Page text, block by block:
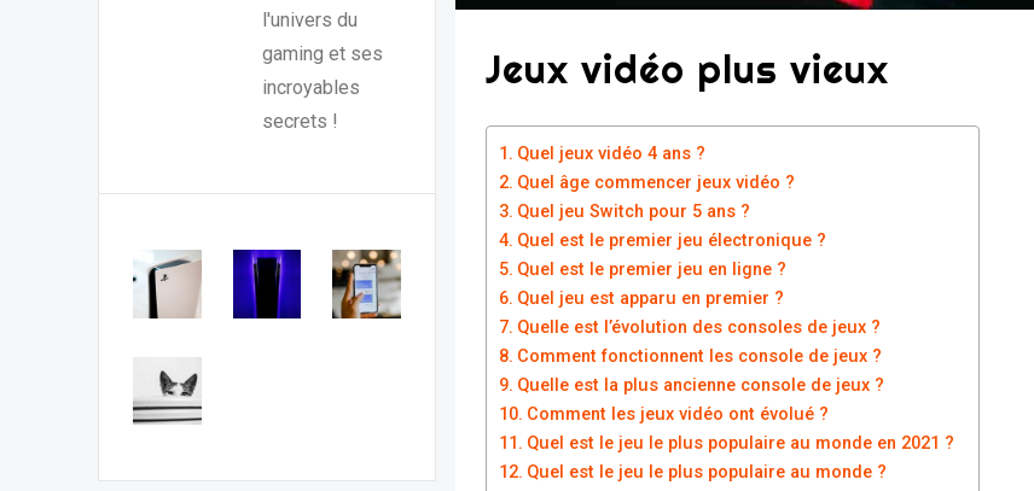
Jeux vidéo plus vieux
Quel jeux vidéo 4 ans ?
Quel âge commencer jeux vidéo ?
Quel jeu Switch pour 5 ans ?
Quel est le premier jeu électronique ?
Quel est le premier jeu en ligne ?
Quel jeu est apparu en premier ?
Quelle est l’évolution des consoles de jeux ?
Comment fonctionnent les console de jeux ?
Quelle est la plus ancienne console de jeux ?
Comment les jeux vidéo ont évolué ?
Quel est le jeu le plus populaire au monde en 2021 ?
Quel est le jeu le plus populaire au monde ?
l'univers du
gaming et ses
incroyables
secrets !